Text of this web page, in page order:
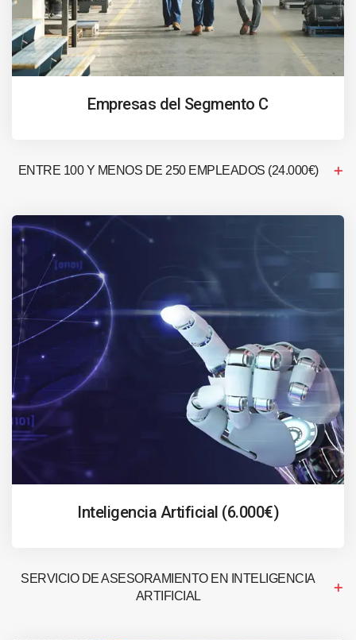
Empresas del Segmento C
ENTRE 100 Y MENOS DE 250 EMPLEADOS (24.000€)
Inteligencia Artificial (6.000€)
SERVICIO DE ASESORAMIENTO EN INTELIGENCIA
ARTIFICIAL